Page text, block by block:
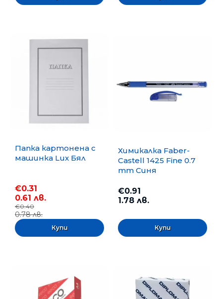
Папка картонена с
машинка Lux Бял
€0.31
0.61 лв.
€0.40
0.78 лв.
Химикалка Faber-
Castell 1425 Fine 0.7
mm Синя
€0.91
1.78 лв.